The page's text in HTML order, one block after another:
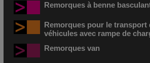
Remorques à benne
Remorques pour le transport
véhicules avec rampe de
Remorques van